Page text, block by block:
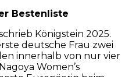
Bestenliste
Königstein 2025.
deutsche Frau zwei
innerhalb von nur vier
Women’s